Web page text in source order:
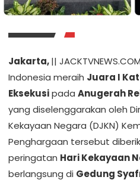
Jakarta,||
Indonesia meraih Juara I
Eksekusipada Anugerah
yang diselenggarakan oleh
Kekayaan Negara (DJKN)
Penghargaan tersebut
peringatan Hari Kekayaan
berlangsung di Gedung